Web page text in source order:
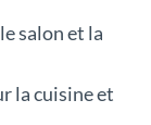
salon et la
la cuisine et